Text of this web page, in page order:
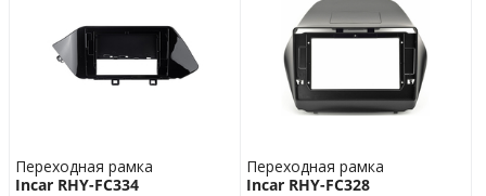
Переходная рамка
Incar RHY-FC334
Переходная рамка
Incar RHY-FC328